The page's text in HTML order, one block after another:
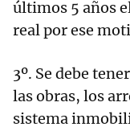
últimos 5 años
real por ese
3º. Se debe
las obras, los
sistema